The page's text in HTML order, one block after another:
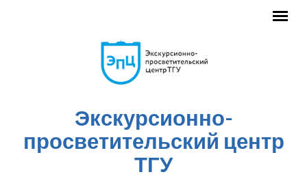
Экскурсионно-
просветительский центр
ТГУ